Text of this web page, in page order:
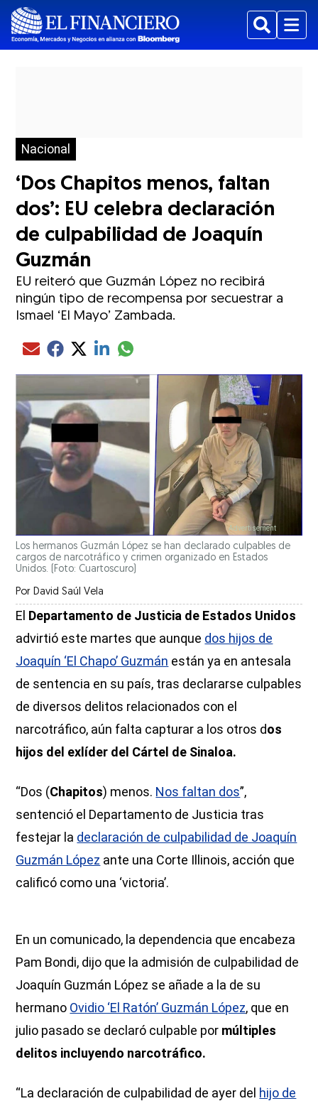
BuscarMenu
Nacional
‘Dos Chapitos menos, faltan
dos’: EU celebra declaración
de culpabilidad de Joaquín
Guzmán
EU reiteró que Guzmán López no recibirá
ningún tipo de recompensa por secuestrar a
Ismael ‘El Mayo’ Zambada.
Compartir el artículo actual mediante Email
Compartir el artículo actual mediante Facebook
Compartir el artículo actual mediante Twitter
Compartir el artículo actual mediante LinkedIn
Compartir el artículo actual mediante
Los hermanos Guzmán López se han declarado culpables de
cargos de narcotráfico y crimen organizado en Estados
Unidos. (Foto: Cuartoscuro)
Por David Saúl Vela
El Departamento de Justicia de Estados Unidos
advirtió este martes que aunque dos hijos de
Joaquín ‘El Chapo’ Guzmán están ya en antesala
de sentencia en su país, tras declararse culpables
de diversos delitos relacionados con el
narcotráfico, aún falta capturar a los otros dos
hijos del exlíder del Cártel de Sinaloa.
“Dos (Chapitos) menos. Nos faltan dos”,
sentenció el Departamento de Justicia tras
festejar la declaración de culpabilidad de Joaquín
Guzmán López ante una Corte Illinois, acción que
calificó como una ‘victoria’.
En un comunicado, la dependencia que encabeza
Pam Bondi, dijo que la admisión de culpabilidad de
Joaquín Guzmán López se añade a la de su
hermano Ovidio ‘El Ratón’ Guzmán López, que en
julio pasado se declaró culpable por múltiples
delitos incluyendo narcotráfico.
“La declaración de culpabilidad de ayer del hijo de